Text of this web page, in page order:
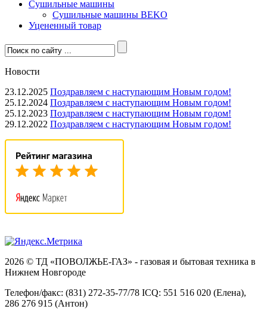
Сушильные машины
Сушильные машины BEKO
Уцененный товар
Новости
23.12.2025 Поздравляем с наступающим Новым годом!
25.12.2024 Поздравляем с наступающим Новым годом!
25.12.2023 Поздравляем с наступающим Новым годом!
29.12.2022 Поздравляем с наступающим Новым годом!
2026 © ТД «ПОВОЛЖЬЕ-ГАЗ» - газовая и бытовая техника в
Нижнем Новгороде
Телефон/факс: (831) 272-35-77/78 ICQ: 551 516 020 (Елена),
286 276 915 (Антон)